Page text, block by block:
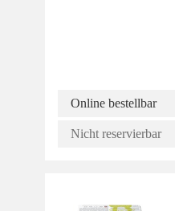
Online bestellbar
Nicht reservierbar